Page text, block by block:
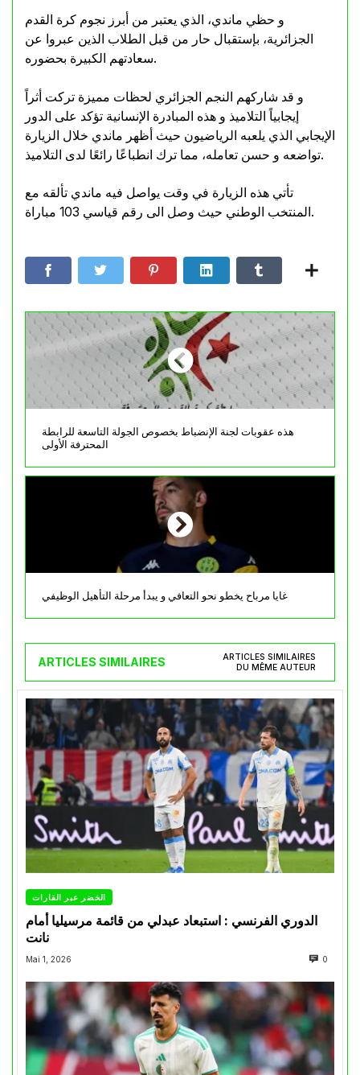
و حظي ماندي، الذي يعتبر من أبرز نجوم كرة القدم
الجزائرية، بإستقبال حار من قبل الطلاب الذين عبروا عن
سعادتهم الكبيرة بحضوره.
و قد شاركهم النجم الجزائري لحظات مميزة تركت أثراً
إيجابياً التلاميذ و هذه المبادرة الإنسانية تؤكد على الدور
الإيجابي الذي يلعبه الرياضيون حيث أظهر ماندي خلال الزيارة
تواضعه و حسن تعامله، مما ترك انطباعًا رائعًا لدى التلاميذ.
تأتي هذه الزيارة في وقت يواصل فيه ماندي تألقه مع
المنتخب الوطني حيث وصل الى رقم قياسي 103 مباراة.
هذه عقوبات لجنة الإنضباط بخصوص الجولة التاسعة للرابطة
المحترفة الأولى
غايا مرباح يخطو نحو التعافي و يبدأ مرحلة التأهيل الوظيفي
ARTICLES SIMILAIRES
ARTICLES SIMILAIRES
DU MÊME AUTEUR
الخضر عبر القارات
الدوري الفرنسي : استبعاد عبدلي من قائمة مرسيليا أمام
نانت
Mai 1, 2026 0